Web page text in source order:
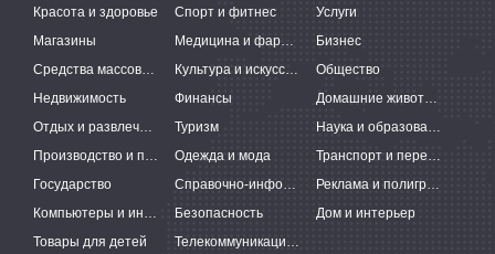
Красота и здоровье
Спорт и фитнес
Услуги
Магазины
Медицина и фармацевтика
Бизнес
Средства массовой информации
Культура и искусство
Общество
Недвижимость
Финансы
Домашние животные
Отдых и развлечения
Туризм
Наука и образование
Производство и поставки
Одежда и мода
Транспорт и перевозки
Государство
Справочно-информационные системы
Реклама и полиграфия
Компьютеры и интернет
Безопасность
Дом и интерьер
Товары для детей
Телекоммуникации и связь